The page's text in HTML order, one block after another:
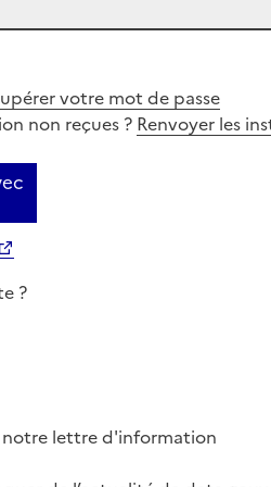
votre mot de passe
non reçues ? Renvoyer les
?
notre lettre d'information